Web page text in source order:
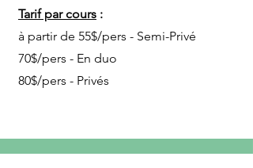
Tarif par cours :
à partir de 55$/pers - Semi-Privé
70$/pers - En duo
80$/pers - Privés